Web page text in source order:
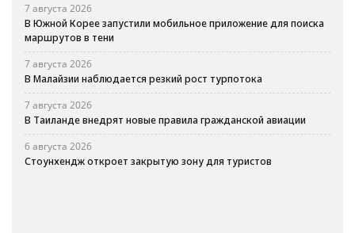
7 августа 2026
В Южной Корее запустили мобильное приложение для поиска
маршрутов в тени
7 августа 2026
В Малайзии наблюдается резкий рост турпотока
7 августа 2026
В Таиланде внедрят новые правила гражданской авиации
6 августа 2026
Стоунхендж откроет закрытую зону для туристов